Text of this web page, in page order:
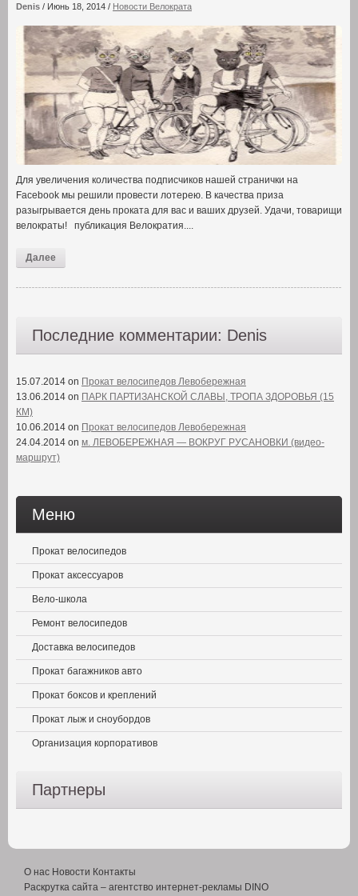
Denis / Июнь 18, 2014 / Новости Велократа
Для увеличения количества подписчиков нашей странички на
Facebook мы решили провести лотерею. В качества приза
разыгрывается день проката для вас и ваших друзей. Удачи, товарищи
велократы! публикация Велократия....
Далее
Последние комментарии: Denis
15.07.2014 on Прокат велосипедов Левобережная
13.06.2014 on ПАРК ПАРТИЗАНСКОЙ СЛАВЫ, ТРОПА ЗДОРОВЬЯ (15
КМ)
10.06.2014 on Прокат велосипедов Левобережная
24.04.2014 on м. ЛЕВОБЕРЕЖНАЯ — ВОКРУГ РУСАНОВКИ (видео-
маршрут)
Меню
Прокат велосипедов
Прокат аксессуаров
Вело-школа
Ремонт велосипедов
Доставка велосипедов
Прокат багажников авто
Прокат боксов и креплений
Прокат лыж и сноубордов
Организация корпоративов
Партнеры
О нас Новости Контакты
Раскрутка сайта – агентство интернет-рекламы DINO